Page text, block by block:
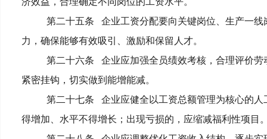
第二十五条 企业工资分配要向关键岗位、生产一
力，确保能够有效吸引、激励和保留人才。
第二十六条 企业应加强全员绩效考核，合理评价
紧密挂钩，切实做到能增能减。
第二十七条 企业应健全以工资总额管理为核心的
得增加、水平不得增长；出现亏损的，应缩减福利性项目